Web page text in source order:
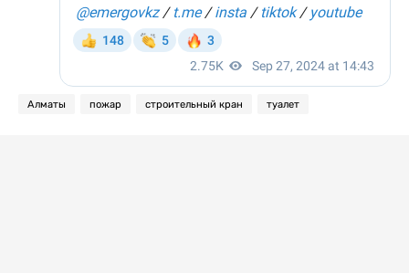
Алматы пожар строительный кран туалет